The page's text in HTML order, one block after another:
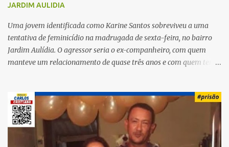
JARDIM AULIDIA
Uma jovem identificada como Karine Santos sobreviveu a uma
tentativa de feminicídio na madrugada de sexta-feira, no bairro
Jardim Aulídia. O agressor seria o ex-companheiro, com quem
manteve um relacionamento de quase três anos e com quem tem
ela deixou claro que não queria. Naquela noite, a vítima recebeu o
convite de um amigo para ir a uma festa. Ao chegar ao local,
percebeu que o ex também estava presente, mas permaneceu
tranquila durante todo o evento. O ataque aconteceu quando